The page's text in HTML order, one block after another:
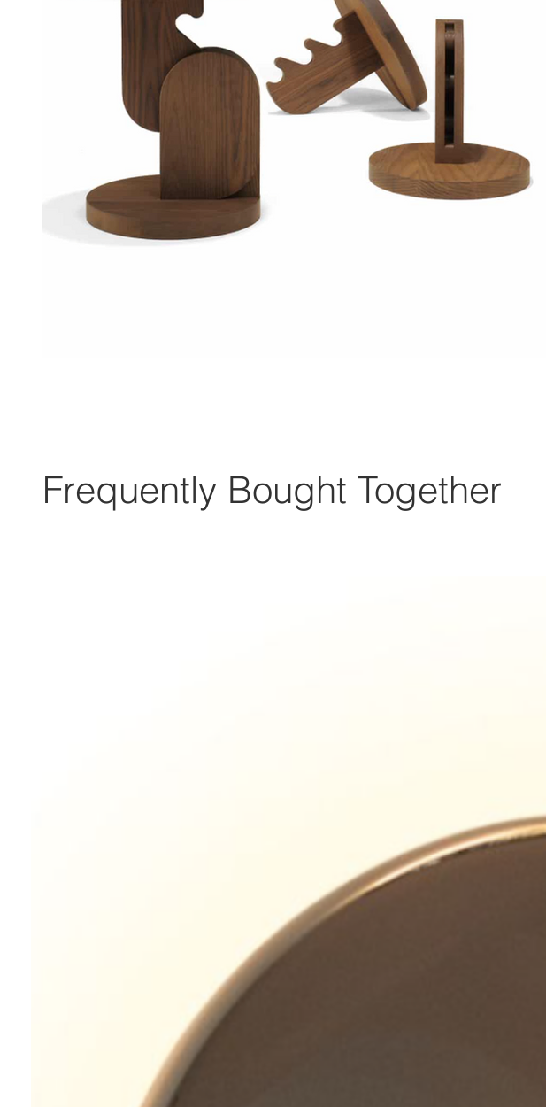
Frequently Bought Together